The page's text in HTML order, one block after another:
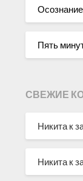
Осознание
Пять
СВЕЖИЕ
Никита к
Никита к